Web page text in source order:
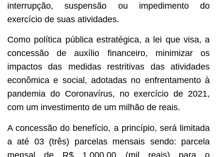
interrupção, suspensão ou impedimento do
exercício de suas atividades.
Como política pública estratégica, a lei que visa, a
concessão de auxílio financeiro, minimizar os
impactos das medidas restritivas das atividades
econômica e social, adotadas no enfrentamento à
pandemia do Coronavírus, no exercício de 2021,
com um investimento de um milhão de reais.
A concessão do benefício, a princípio, será limitada
a até 03 (três) parcelas mensais sendo: parcela
mensal de R$ 1.000,00 (mil reais) para o